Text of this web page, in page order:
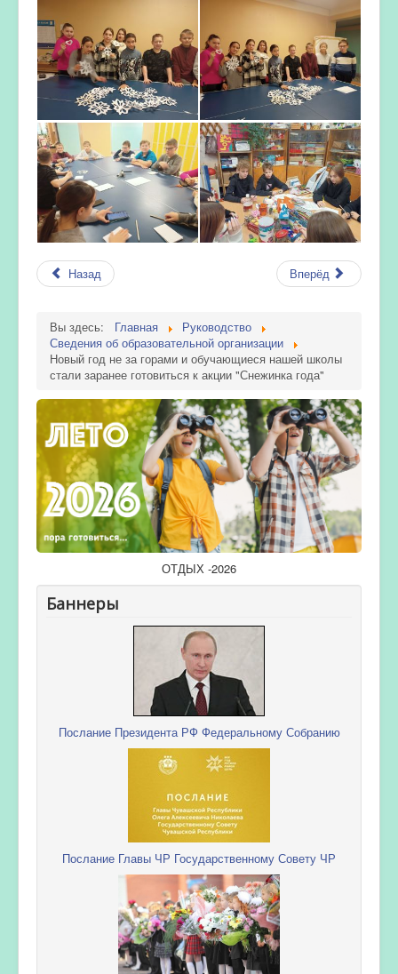
Назад Вперёд
Вы здесь: Главная
Руководство
Сведения об образовательной организации
Новый год не за горами и обучающиеся нашей школы
стали заранее готовиться к акции "Снежинка года"
ОТДЫХ -2026
Баннеры
Послание Президента РФ Федеральному Собранию
Послание Главы ЧР Государственному Совету ЧР